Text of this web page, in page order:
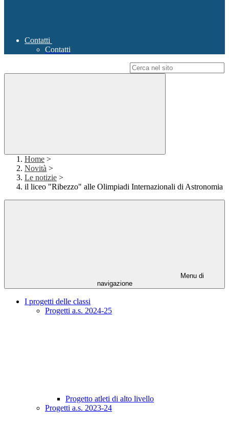
Contatti
Contatti
Home >
Novità >
Le notizie >
il liceo "Ribezzo" alle Olimpiadi Internazionali di Astronomia
Menu di
navigazione
I progetti delle classi
Progetti a.s. 2024-25
Progetto atleti di alto livello
Progetti a.s. 2023-24